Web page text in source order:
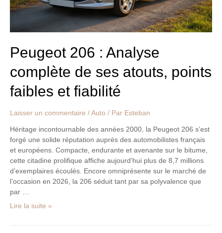
Peugeot 206 : Analyse
complète de ses atouts, points
faibles et fiabilité
Laisser un commentaire / Auto / Par Esteban
Héritage incontournable des années 2000, la Peugeot 206 s’est
forgé une solide réputation auprès des automobilistes français
et européens. Compacte, endurante et avenante sur le bitume,
cette citadine prolifique affiche aujourd’hui plus de 8,7 millions
d’exemplaires écoulés. Encore omniprésente sur le marché de
l’occasion en 2026, la 206 séduit tant par sa polyvalence que
par …
points
faibles
Lire la suite »